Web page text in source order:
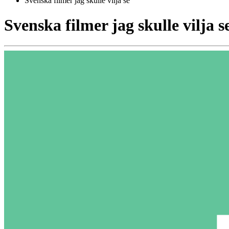
Svenska filmer jag skulle vilja